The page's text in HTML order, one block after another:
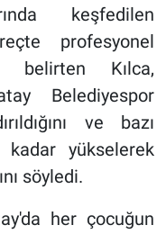
keşfedilen
profesyonel
belirten Kılca,
Belediyespor
ve bazı
kadar yükselerek
söyledi.
her çocuğun